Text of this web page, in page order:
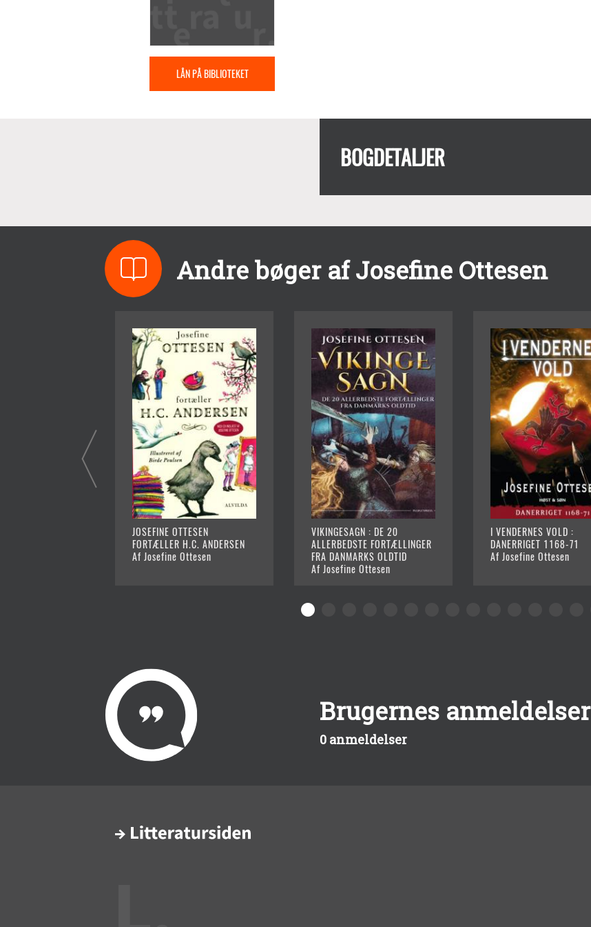
LÅN PÅ BIBLIOTEKET
BOGDETALJER
Andre bøger af Josefine Ottesen
JOSEFINE OTTESEN
FORTÆLLER H.C. ANDERSEN
Af Josefine Ottesen
VIKINGESAGN : DE 20
ALLERBEDSTE FORTÆLLINGER
FRA DANMARKS OLDTID
Af Josefine Ottesen
I VENDERNES VOLD :
DANERRIGET 1168-71
Af Josefine Ottesen
Brugernes anmeldelser
0 anmeldelser